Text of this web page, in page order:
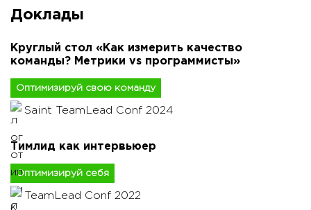
Доклады
Круглый стол «Как измерить качество
команды? Метрики vs программисты»
Оптимизируй свою команду
Saint TeamLead Conf 2024
Тимлид как интервьюер
Оптимизируй себя
TeamLead Conf 2022